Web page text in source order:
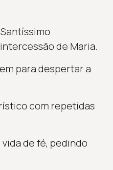
de Maria.
para despertar a
com repetidas
de fé, pedindo